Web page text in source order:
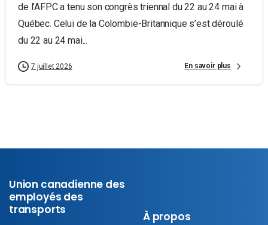
de l’AFPC a tenu son congrès triennal du 22 au 24 mai à
Québec. Celui de la Colombie-Britannique s’est déroulé
du 22 au 24 mai...
7 juillet 2026 En savoir plus
Union canadienne des
employés des
transports
À propos